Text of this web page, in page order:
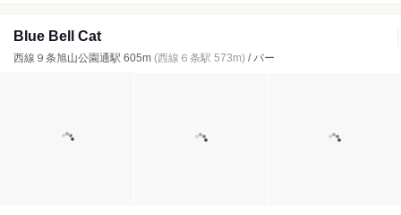
Blue Bell Cat
西線９条旭山公園通駅 605m (西線６条駅 573m) / バー